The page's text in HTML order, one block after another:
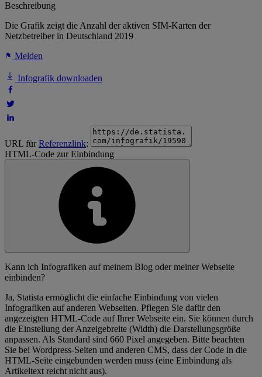
Beschreibung
Die Grafik zeigt die Anzahl der aktiven SIM-Karten der
Netzbetreiber in Deutschland 2019
Melden
Infografik downloaden
URL fürReferenzlink:
HTML-Code zur Einbindung
Kann ich Infografiken auf meinem Blog oder meiner Webseite
einbinden?
Ja, Statista ermöglicht die einfache Einbindung von vielen
Infografiken auf anderen Webseiten. Pflegen Sie dafür den
angezeigten HTML-Code auf Ihrer Webseite ein. Sie können durch
die Einstellung der Anzeigebreite (Width) die Darstellungsgröße
anpassen. Als Standard sind 660 Pixel angegeben. Bitte beachten
Sie bei Wordpress-Seiten und anderen CMS, dass der Code in die
HTML-Seite eingebunden werden muss (eine Einbindung als
Artikeltext reicht nicht aus).